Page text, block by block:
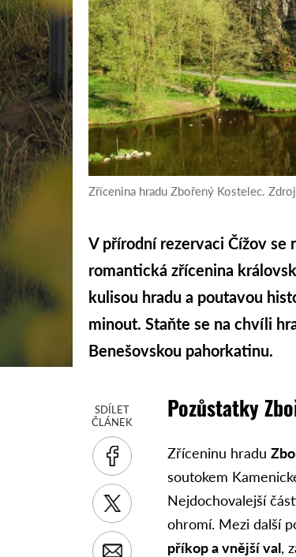
Zřícenina hradu Zbořený Kostelec.
V přírodní rezervaci Čížov se
romantická zřícenina
kulisou hradu a poutavou
minout. Staňte se na chvíli
Benešovskou pahorkatinu.
SDÍLET
ČLÁNEK
Pozůstatky
Zříceninu hradu
soutokem
Nejdochovalejší
ohromí. Mezi další
příkop a vnější val,